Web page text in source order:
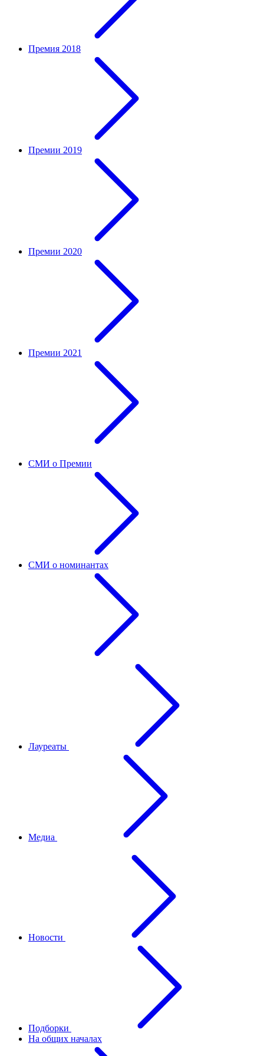
Премия 2018
Премии 2019
Премии 2020
Премии 2021
СМИ о Премии
СМИ о номинантах
Лауреаты
Медиа
Новости
Подборки
На общих началах